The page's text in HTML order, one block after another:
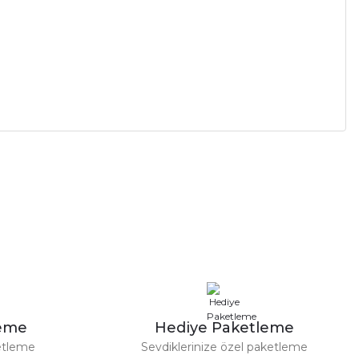
Hediye Paketleme
Sevdiklerinize özel paketleme